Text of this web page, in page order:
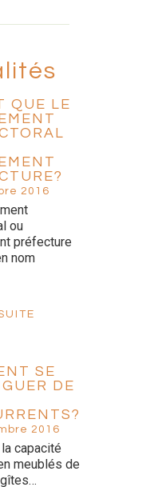
QUE LE
2016
ou
préfecture
nom
SE
DE
2016
capacité
meublés de